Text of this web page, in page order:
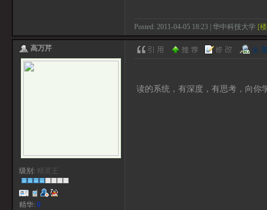
Posted: 2011-04-05 18:23 | 华中科技大学 [
高万芹
级别: 精灵王
精华: 0
读的系统，有深度，有思考，向你